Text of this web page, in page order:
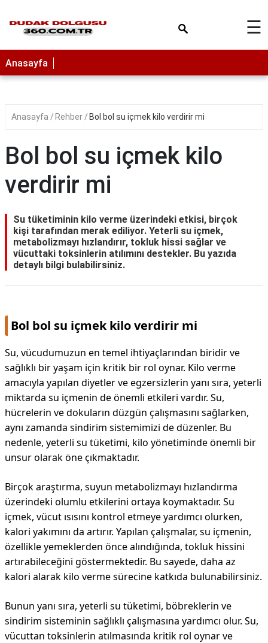
☰
Anasayfa
Anasayfa Rehber Bol bol su içmek kilo verdirir mi
Bol bol su içmek kilo
verdirir mi
Su tüketiminin kilo verme üzerindeki etkisi, birçok
kişi tarafından merak ediliyor. Yeterli su içmek,
metabolizmayı hızlandırır, tokluk hissi sağlar ve
vücuttaki toksinlerin atılımını destekler. Bu yazıda
detaylı bilgi bulabilirsiniz.
Bol bol su içmek kilo verdirir mi
Su, vücudumuzun en temel ihtiyaçlarından biridir ve
sağlıklı bir yaşam için kritik bir rol oynar. Kilo verme
amacıyla yapılan diyetler ve egzersizlerin yanı sıra, yeterli
miktarda su içmenin de önemli etkileri vardır. Su,
hücrelerin ve dokuların düzgün çalışmasını sağlarken,
aynı zamanda sindirim sistemimizi de düzenler. Bu
nedenle, yeterli su tüketimi, kilo yönetiminde önemli bir
unsur olarak öne çıkmaktadır.
Birçok araştırma, suyun metabolizmayı hızlandırma
üzerindeki olumlu etkilerini ortaya koymaktadır. Su
içmek, vücut ısısını kontrol etmeye yardımcı olurken,
kalori yakımını da artırır. Yapılan çalışmalar, su içmenin,
özellikle yemeklerden önce alındığında, tokluk hissini
artırabileceğini göstermektedir. Bu sayede, daha az
kalori alarak kilo verme sürecine katkıda bulunabilirsiniz.
Bunun yanı sıra, yeterli su tüketimi, böbreklerin ve
sindirim sisteminin sağlıklı çalışmasına yardımcı olur. Su,
vücuttan toksinlerin atılmasında kritik rol oynar ve